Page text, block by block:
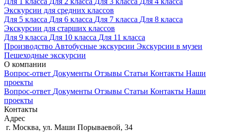
Экскурсии для средних классов
Для 5 класса Для 6 класса Для 7 класса Для 8 класса
Экскурсии для старших классов
Для 9 класса Для 10 класса Для 11 класса
Производство Автобусные экскурсии Экскурсии в музеи
Пешеходные экскурсии
О компании
Вопрос-ответ Документы Отзывы Статьи Контакты Наши
проекты
Вопрос-ответ Документы Отзывы Статьи Контакты Наши
проекты
Контакты
Адрес
г. Москва, ул. Маши Порываевой, 34